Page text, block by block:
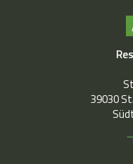
39030